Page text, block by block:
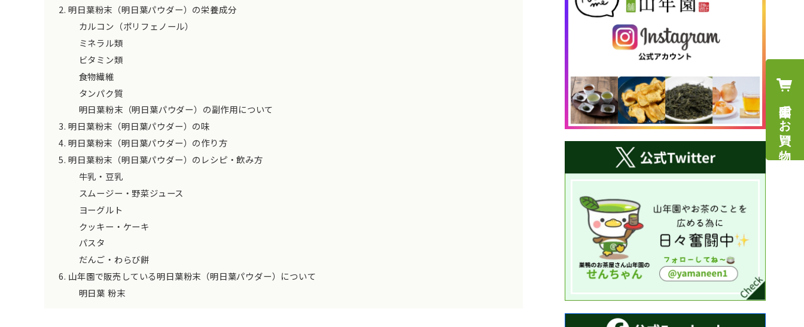
明日葉粉末（明日葉パウダー）の栄養成分
カルコン（ポリフェノール）
ミネラル類
ビタミン類
食物繊維
タンパク質
明日葉粉末（明日葉パウダー）の副作用について
明日葉粉末（明日葉パウダー）の味
明日葉粉末（明日葉パウダー）の作り方
明日葉粉末（明日葉パウダー）のレシピ・飲み方
牛乳・豆乳
スムージー・野菜ジュース
ヨーグルト
クッキー・ケーキ
パスタ
だんご・わらび餅
山年園で販売している明日葉粉末（明日葉パウダー）について
明日葉 粉末
山年園でお買い物